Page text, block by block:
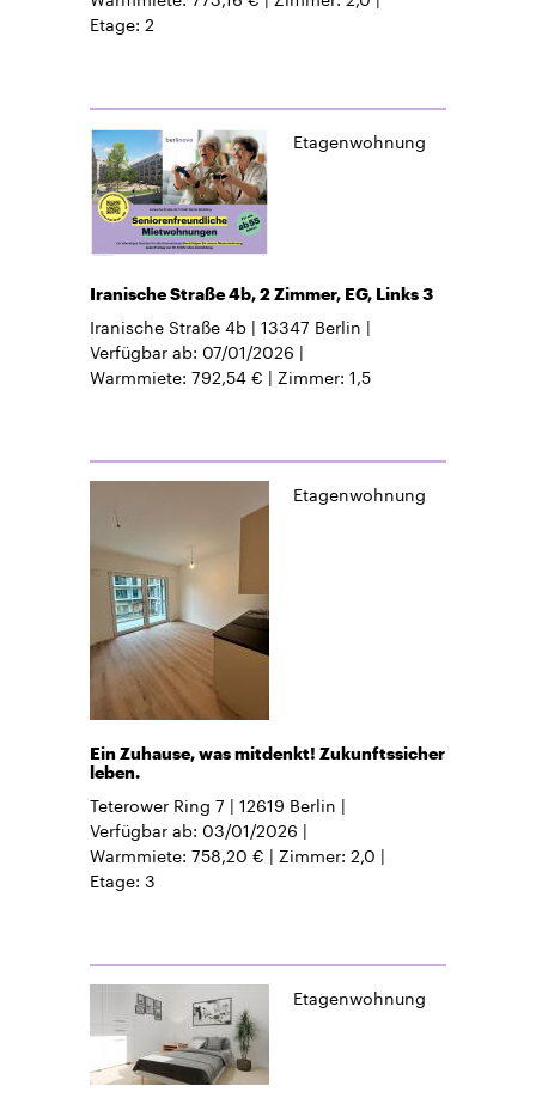
Etage 2
Etagenwohnung
Iranische Straße 4b, 2 Zimmer, EG, Links 3
Iranische Straße 4b 13347 Berlin
Verfügbar ab 07/01/2026
Warmmiete 792,54 € Zimmer 1,5
Etagenwohnung
Ein Zuhause, was mitdenkt! Zukunftssicher
leben.
Teterower Ring 7 12619 Berlin
Verfügbar ab 03/01/2026
Warmmiete 758,20 € Zimmer 2,0
Etage 3
Etagenwohnung